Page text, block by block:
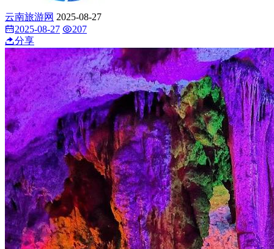
云南旅游网 2025-08-27
2025-08-27
207
分享